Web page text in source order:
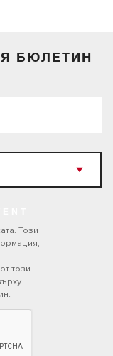
БЮЛЕТИН
Този
този